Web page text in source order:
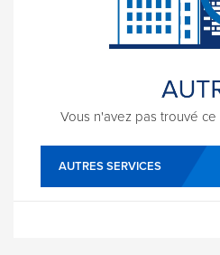
Vous n'avez pas trouvé
AUTRES SERVICES